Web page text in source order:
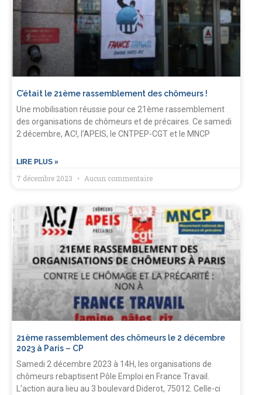
C’était le 21ème rassemblement des chômeurs !
Une mobilisation réussie pour ce 21ème rassemblement
des organisations de chômeurs et de précaires. Ce samedi
2 décembre, AC!, l’APEIS, le CNTPEP-CGT et le MNCP
LIRE PLUS »
7 décembre 2023 Aucun commentaire
21ème rassemblement des chômeurs le 2 décembre
2023 à Paris – CP
Samedi 2 décembre 2023 à 14H, les organisations de
chômeurs rebaptisent Pôle Emploi en France Travail.
L’action aura lieu au 3 boulevard Diderot, 75012. Celle-ci